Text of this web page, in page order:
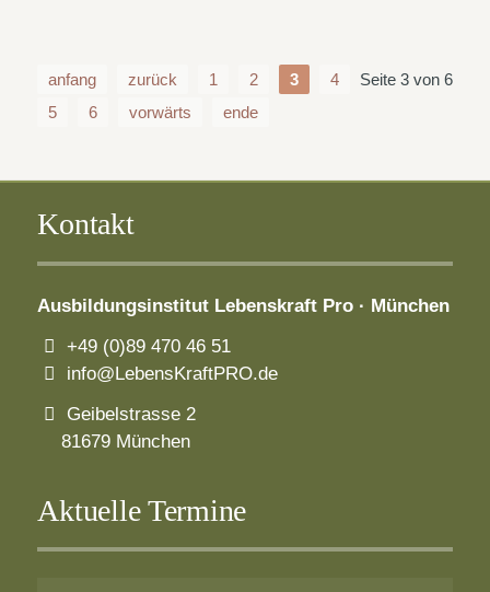
Seite 3 von 6
anfang zurück 1 2 3
4
5
6 vorwärts ende
Kontakt
Ausbildungsinstitut Lebenskraft Pro · München
+49 (0)89 470 46 51
info@LebensKraftPRO.de
Geibelstrasse 2
81679 München
Aktuelle Termine